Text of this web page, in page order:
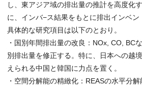
し、東アジア域の排出量の推計を高度化
に、インバ−ス結果をもとに排出インベン
具体的な研究項目は以下のとおり。
・国別年間排出量の改良：NOx, CO, BC
別排出量を修正する。特に、日本への越
えられる中国と韓国に力点を置く。
・空間分解能の精緻化：REASの水平分